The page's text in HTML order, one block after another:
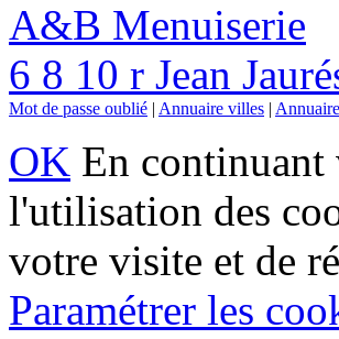
A&B Menuiserie
6 8 10 r Jean
Mot de passe oublié | Annuaire villes |
OK En continuant
l'utilisation des
votre visite et de
Paramétrer les